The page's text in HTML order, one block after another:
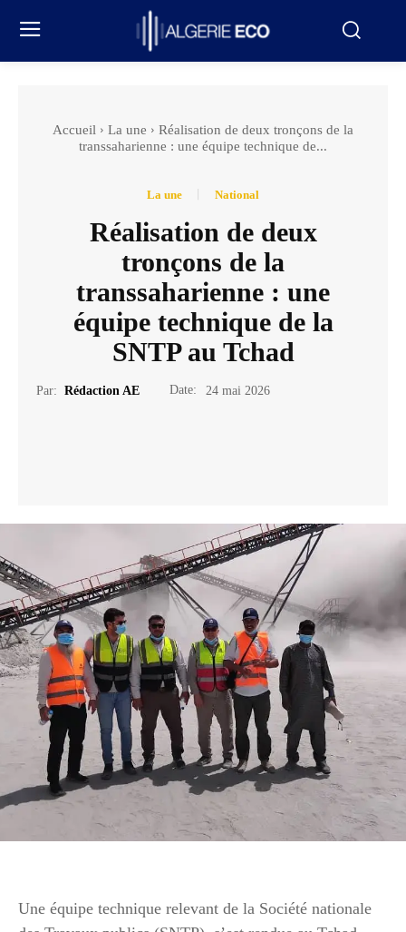
Accueil La une
Réalisation de deux tronçons de la
transsaharienne : une équipe technique de...
La une National
Réalisation de deux
tronçons de la
transsaharienne : une
équipe technique de la
SNTP au Tchad
Par: Rédaction AE Date: 24 mai 2026
Une équipe technique relevant de la Société nationale